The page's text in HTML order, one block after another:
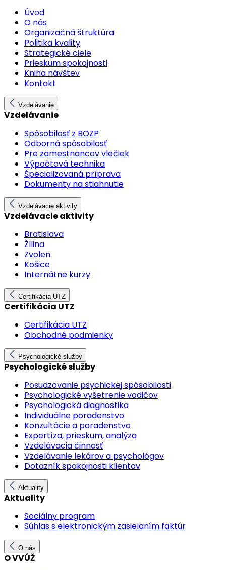
Úvod
O nás
Organizačná štruktúra
Politika kvality
Strategické ciele
Prieskum spokojnosti
Kniha návštev
Kontakt
Vzdelávanie
Vzdelávanie
Spôsobilosť z BOZP
Odborná spôsobilosť
Pre zamestnancov vlečiek
Výpočtová technika
Špecializovaná príprava
Dokumenty na stiahnutie
Vzdelávacie aktivity
Vzdelávacie aktivity
Bratislava
ŽIlina
Zvolen
Košice
Internátne kurzy
Certifikácia UTZ
Certifikácia UTZ
Certifikácia UTZ
Obchodné podmienky
Psychologické služby
Psychologické služby
Posudzovanie psychickej spôsobilosti
Psychologické vyšetrenie vodičov
Psychologická diagnostika
Individuálne poradenstvo
Konzultácie a poradenstvo
Expertíza, prieskum, analýza
Vzdelávacia činnosť
Vzdelávanie lekárov a psychológov
Dotazník spokojnosti klientov
Aktuality
Aktuality
Sociálny program
Súhlas s elektronickým zasielaním faktúr
O nás
O VVÚŽ